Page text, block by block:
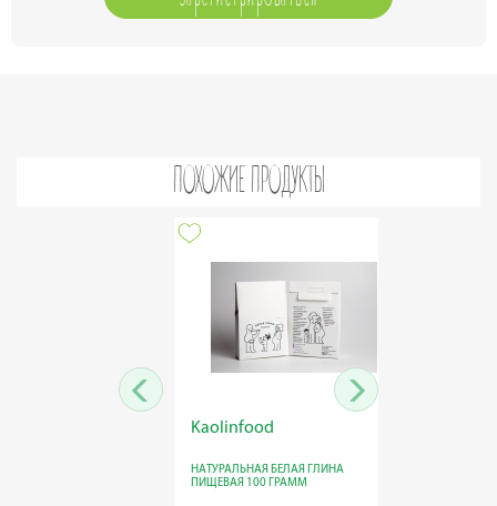
ПОХОЖИЕ ПРОДУКТЫ
Kaolinfood
НАТУРАЛЬНАЯ БЕЛАЯ ГЛИНА
ПИЩЕВАЯ 100 ГРАММ